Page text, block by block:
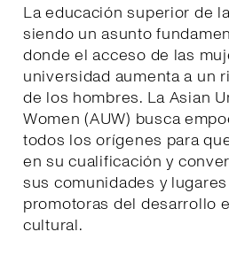
La educación superior de
siendo un asunto
donde el acceso de las
universidad aumenta a un
de los hombres. La Asian
Women (AUW) busca
todos los orígenes para
en su cualificación y
sus comunidades y
promotoras del desarrollo
cultural.